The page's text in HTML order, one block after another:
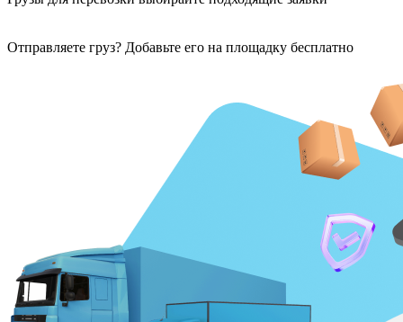
Отправляете груз? Добавьте его на площадку бесплатно